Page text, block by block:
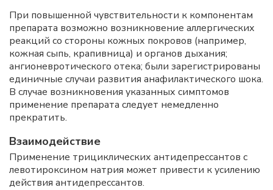
При повышенной чувствительности к компонентам
препарата возможно возникновение аллергических
реакций со стороны кожных покровов (например,
кожная сыпь, крапивница) и органов дыхания;
ангионевротического отека; были зарегистрированы
единичные случаи развития анафилактического шока.
В случае возникновения указанных симптомов
применение препарата следует немедленно
прекратить.
Взаимодействие
Применение трициклических антидепрессантов с
левотироксином натрия может привести к усилению
действия антидепрессантов.